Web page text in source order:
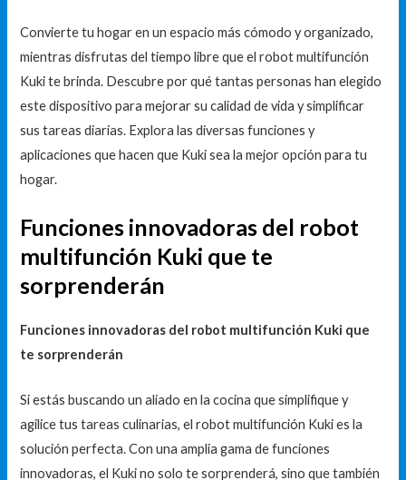
Convierte tu hogar en un espacio más cómodo y organizado,
mientras disfrutas del tiempo libre que el robot multifunción
Kuki te brinda. Descubre por qué tantas personas han elegido
este dispositivo para mejorar su calidad de vida y simplificar
sus tareas diarias. Explora las diversas funciones y
aplicaciones que hacen que Kuki sea la mejor opción para tu
hogar.
Funciones innovadoras del robot
multifunción Kuki que te
sorprenderán
Funciones innovadoras del robot multifunción Kuki que
te sorprenderán
Si estás buscando un aliado en la cocina que simplifique y
agilice tus tareas culinarias, el robot multifunción Kuki es la
solución perfecta. Con una amplia gama de funciones
innovadoras, el Kuki no solo te sorprenderá, sino que también